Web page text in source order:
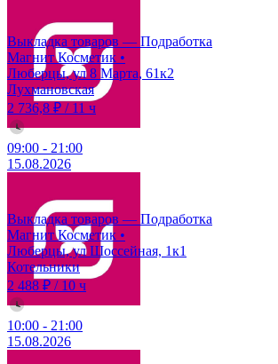
Выкладка товаров — Подработка
Магнит Косметик •
Люберцы, ул 8 Марта, 61к2
Лухмановская
2 736,8 ₽ / 11 ч
09:00 - 21:00
15.08.2026
Выкладка товаров — Подработка
Магнит Косметик •
Люберцы, ул Шоссейная, 1к1
Котельники
2 488 ₽ / 10 ч
10:00 - 21:00
15.08.2026